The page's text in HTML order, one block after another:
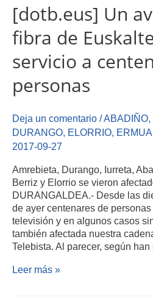
[dotb.eus] Un
fibra de
servicio a
personas
Deja un comentario /ABADIÑO,
DURANGO, ELORRIO, ERMUA
2017-09-27
Amrebieta, Durango, Iurreta,
Berriz y Elorrio se vieron
DURANGALDEA.- Desde las
de ayer centenares de
televisión y en algunos casos
también afectada nuestra
Telebista. Al parecer, según
Leer más »